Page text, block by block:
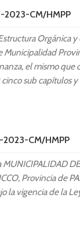
2023-CM/HMPP
Orgánica
el mismo que
sub capítulos
CM/HMPP
Provincia de
la vigencia de la